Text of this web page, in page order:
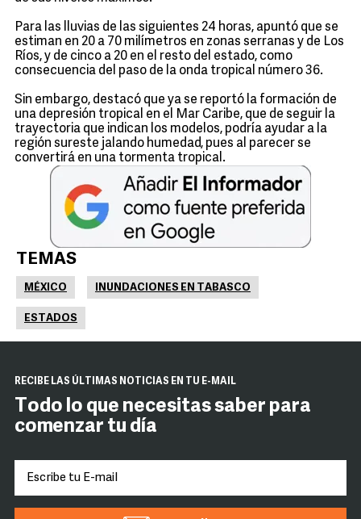
Para las lluvias de las siguientes 24 horas, apuntó que se
estiman en 20 a 70 milímetros en zonas serranas y de Los
Ríos, y de cinco a 20 en el resto del estado, como
consecuencia del paso de la onda tropical número 36.
Sin embargo, destacó que ya se reportó la formación de
una depresión tropical en el Mar Caribe, que de seguir la
trayectoria que indican los modelos, podría ayudar a la
región sureste jalando humedad, pues al parecer se
convertirá en una tormenta tropical.
TEMAS
MÉXICO INUNDACIONES EN TABASCO
ESTADOS
RECIBE LAS ÚLTIMAS NOTICIAS EN TU E-MAIL
Todo lo que necesitas saber para
comenzar tu día